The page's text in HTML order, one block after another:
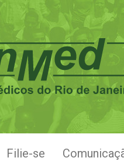
Filie-se